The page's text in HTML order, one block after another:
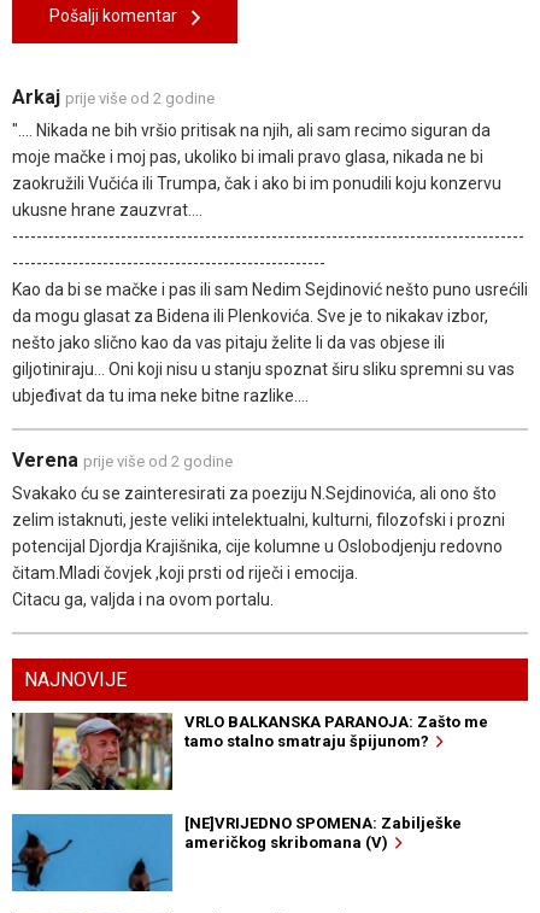
Pošalji komentar
Arkaj prije više od 2 godine
".... Nikada ne bih vršio pritisak na njih, ali sam recimo siguran da
moje mačke i moj pas, ukoliko bi imali pravo glasa, nikada ne bi
zaokružili Vučića ili Trumpa, čak i ako bi im ponudili koju konzervu
ukusne hrane zauzvrat....
-------------------------------------------------------------------------------------
----------------------------------------------------
Kao da bi se mačke i pas ili sam Nedim Sejdinović nešto puno usrećili
da mogu glasat za Bidena ili Plenkovića. Sve je to nikakav izbor,
nešto jako slično kao da vas pitaju želite li da vas objese ili
giljotiniraju... Oni koji nisu u stanju spoznat širu sliku spremni su vas
ubjeđivat da tu ima neke bitne razlike....
Verena prije više od 2 godine
Svakako ću se zainteresirati za poeziju N.Sejdinovića, ali ono što
zelim istaknuti, jeste veliki intelektualni, kulturni, filozofski i prozni
potencijal Djordja Krajišnika, cije kolumne u Oslobodjenju redovno
čitam.Mladi čovjek ,koji prsti od riječi i emocija.
Citacu ga, valjda i na ovom portalu.
NAJNOVIJE
VRLO BALKANSKA PARANOJA: Zašto me
tamo stalno smatraju špijunom?
[NE]VRIJEDNO SPOMENA: Zabilješke
američkog skribomana (V)